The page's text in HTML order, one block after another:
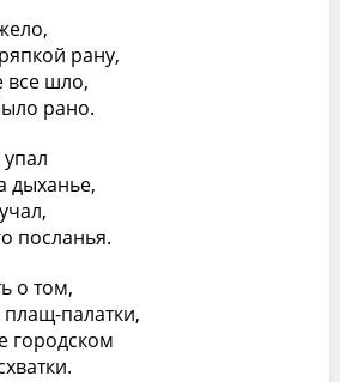
рану,
все шло,
рано.
дыханье,
посланья.
о том,
палатки,
городском